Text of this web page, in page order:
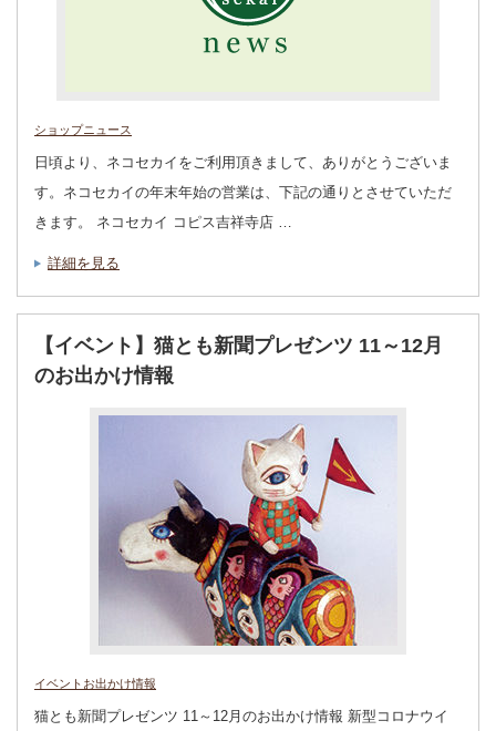
ショップニュース
日頃より、ネコセカイをご利用頂きまして、ありがとうございま
す。ネコセカイの年末年始の営業は、下記の通りとさせていただ
きます。 ネコセカイ コピス吉祥寺店 …
詳細を見る
【イベント】猫とも新聞プレゼンツ 11～12月
のお出かけ情報
イベントお出かけ情報
猫とも新聞プレゼンツ 11～12月のお出かけ情報 新型コロナウイ